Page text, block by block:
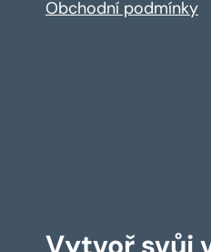
Obchodní podmínky